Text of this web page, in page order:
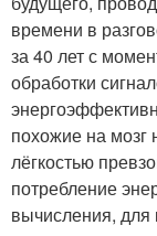
времени в
за 40 лет с
обработки
похожие на
лёгкостью
потребление
вычисления,